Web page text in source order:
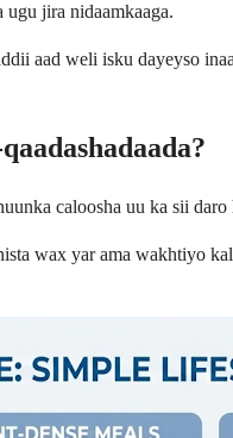
jira nidaamkaaga.
aad weli isku dayeyso
caloosha uu ka sii
wax yar ama wakhtiyo